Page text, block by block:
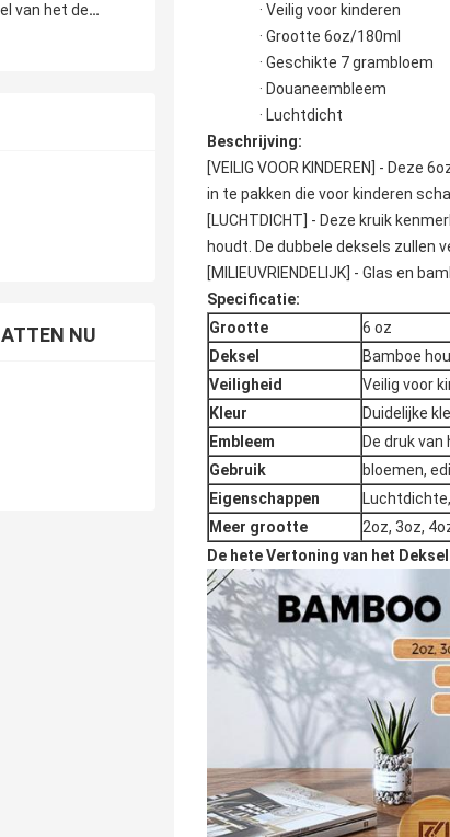
van het de
NU
· Veilig voor kinderen
· Grootte 6oz/180ml
· Geschikte 7 grambloem
· Douaneembleem
· Luchtdicht
Beschrijving:
[VEILIG VOOR KINDEREN] -
in te pakken die voor kinderen
[LUCHTDICHT] - Deze kruik
houdt. De dubbele deksels zullen
[MILIEUVRIENDELIJK] - Glas en
Specificatie:
Grootte
6 oz
Deksel
Bamboe
Veiligheid
Veilig voor
Kleur
Duidelijke
Embleem
De druk
Gebruik
bloemen,
Eigenschappen
Meer grootte
2oz, 3oz,
De hete Vertoning van het